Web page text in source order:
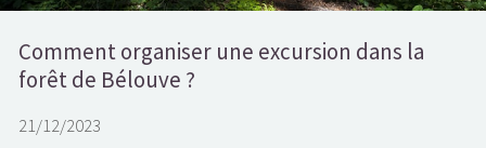
Comment organiser une excursion dans la
forêt de Bélouve ?
21/12/2023